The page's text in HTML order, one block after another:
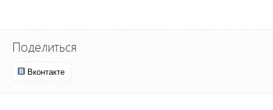
Поделиться
Вконтакте